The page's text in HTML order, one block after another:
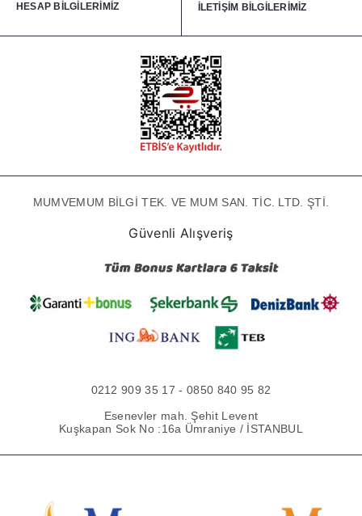
HESAP BİLGİLERİMİZ İLETİŞİM BİLGİLERİMİZ
MUMVEMUM BİLGİ TEK. VE MUM SAN. TİC. LTD. ŞTİ.
Güvenli Alışveriş
0212 909 35 17 - 0850 840 95 82
Esenevler mah. Şehit Levent
Kuşkapan Sok No :16a Ümraniye / İSTANBUL